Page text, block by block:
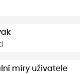
míry uživatele